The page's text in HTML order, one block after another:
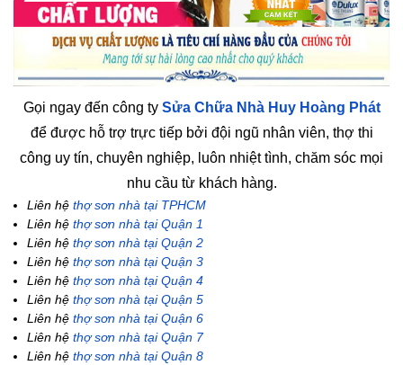
Gọi ngay đến công ty Sửa Chữa Nhà Huy Hoàng Phát
để được hỗ trợ trực tiếp bởi đội ngũ nhân viên, thợ thi
công uy tín, chuyên nghiệp, luôn nhiệt tình, chăm sóc mọi
nhu cầu từ khách hàng.
Liên hệ thợ sơn nhà tại TPHCM
Liên hệ thợ sơn nhà tại Quận 1
Liên hệ thợ sơn nhà tại Quận 2
Liên hệ thợ sơn nhà tại Quận 3
Liên hệ thợ sơn nhà tại Quận 4
Liên hệ thợ sơn nhà tại Quận 5
Liên hệ thợ sơn nhà tại Quận 6
Liên hệ thợ sơn nhà tại Quận 7
Liên hệ thợ sơn nhà tại Quận 8